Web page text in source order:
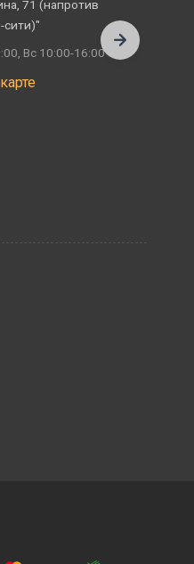
71 (напротив
сити)"
Вс 10:00-16:00